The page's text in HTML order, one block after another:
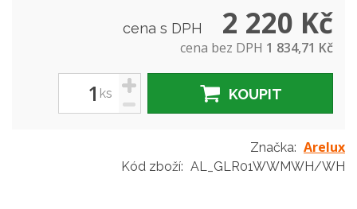
cena s DPH 2 220 Kč
cena bez DPH 1 834,71 Kč
ks
+
-
KOUPIT
Značka: Arelux
Kód zboží: AL_GLR01WWMWH/WH